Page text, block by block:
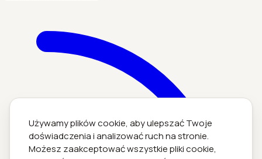
Używamy plików cookie, aby ulepszać Twoje
doświadczenia i analizować ruch na stronie.
Możesz zaakceptować wszystkie pliki cookie,